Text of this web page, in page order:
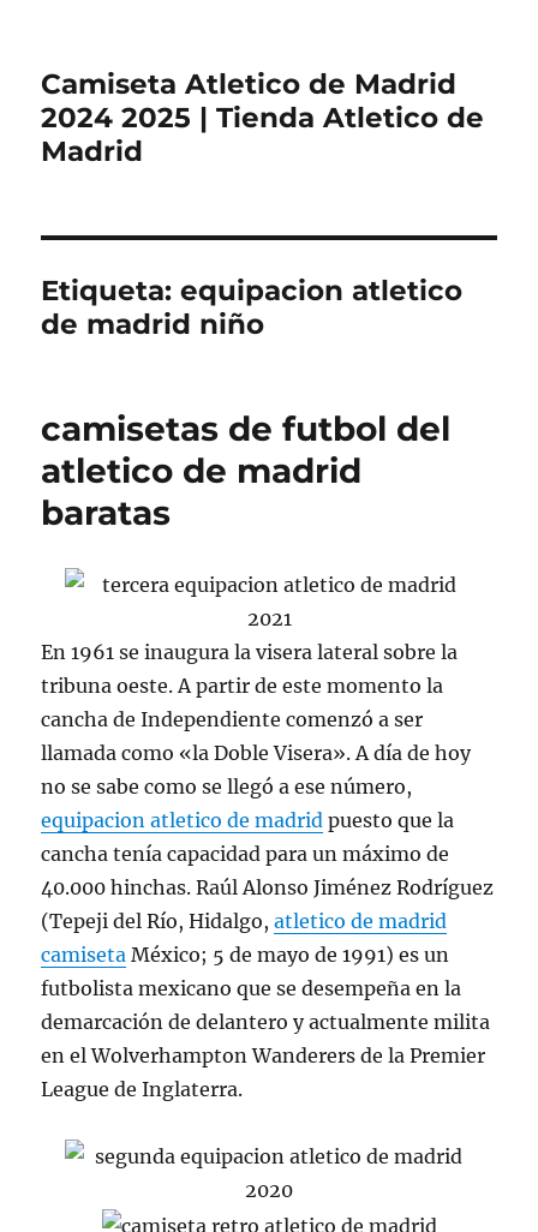
Camiseta Atletico de Madrid
2024 2025 | Tienda Atletico de
Madrid
Etiqueta:equipacion atletico
de madrid niño
camisetas de futbol del
atletico de madrid
baratas
En 1961 se inaugura la visera lateral sobre la
tribuna oeste. A partir de este momento la
cancha de Independiente comenzó a ser
llamada como «la Doble Visera». A día de hoy
no se sabe como se llegó a ese número,
equipacion atletico de madrid puesto que la
cancha tenía capacidad para un máximo de
40.000 hinchas. Raúl Alonso Jiménez Rodríguez
(Tepeji del Río, Hidalgo,atletico de madrid
camiseta México; 5 de mayo de 1991) es un
futbolista mexicano que se desempeña en la
demarcación de delantero y actualmente milita
en el Wolverhampton Wanderers de la Premier
League de Inglaterra.